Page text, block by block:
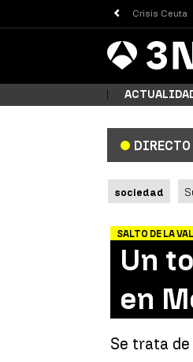
Crisis Ceuta
Antena
3 Noticias
DIRECTO
sociedad
SALTO DE LA
Un
en
Se trata